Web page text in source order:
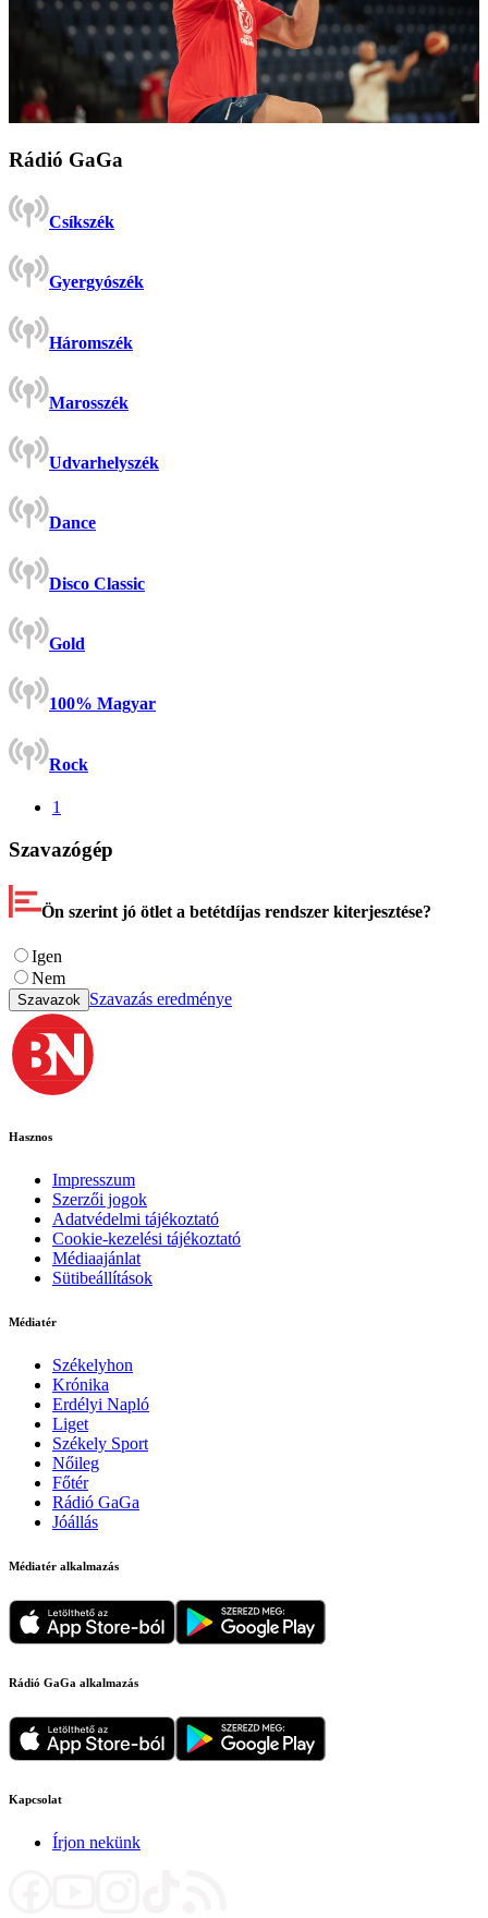
Rádió GaGa
Csíkszék
Gyergyószék
Háromszék
Marosszék
Udvarhelyszék
Dance
Disco Classic
Gold
100% Magyar
Rock
1
Szavazógép
Ön szerint jó ötlet a betétdíjas rendszer kiterjesztése?
Igen
Nem
Szavazok Szavazás eredménye
Hasznos
Impresszum
Szerzői jogok
Adatvédelmi tájékoztató
Cookie-kezelési tájékoztató
Médiaajánlat
Sütibeállítások
Médiatér
Székelyhon
Krónika
Erdélyi Napló
Liget
Székely Sport
Nőileg
Főtér
Rádió GaGa
Jóállás
Médiatér alkalmazás
Rádió GaGa alkalmazás
Kapcsolat
Írjon nekünk